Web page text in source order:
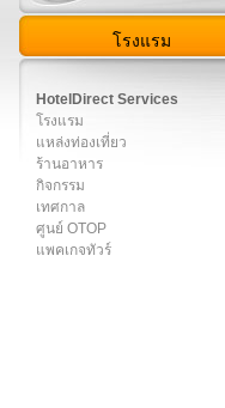
โรงแรม
HotelDirect Services
โรงแรม
แหล่งท่องเที่ยว
ร้านอาหาร
กิจกรรม
เทศกาล
ศูนย์ OTOP
แพคเกจทัวร์